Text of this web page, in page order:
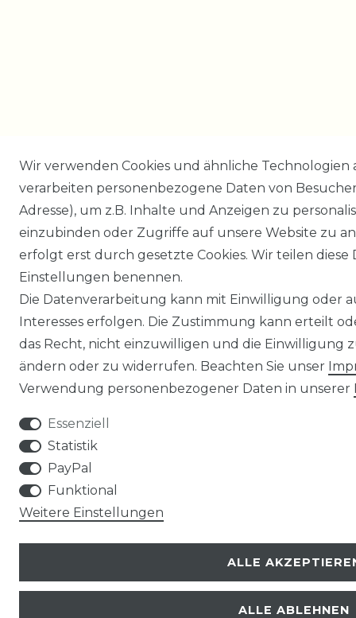
Wir verwenden Cookies und ähnliche
verarbeiten personenbezogene Daten von
Adresse), um z.B. Inhalte und Anzeigen zu
einzubinden oder Zugriffe auf unsere Website zu
erfolgt erst durch gesetzte Cookies. Wir teilen
Einstellungen benennen.
Die Datenverarbeitung kann mit Einwilligung oder
Interesses erfolgen. Die Zustimmung kann erteilt
das Recht, nicht einzuwilligen und die Einwilligung
ändern oder zu widerrufen. Beachten Sie unser
Verwendung personenbezogener Daten in unserer
Essenziell
Statistik
PayPal
Funktional
Weitere Einstellungen
ALLE
ALLE ABLEHNEN